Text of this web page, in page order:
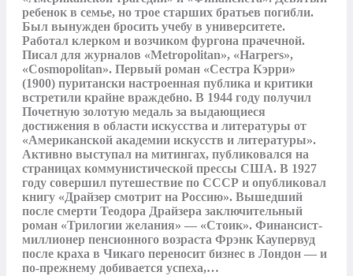
ребенок в семье, но трое старших братьев погибли.
Был вынужден бросить учебу в университете.
Работал клерком и возчиком фургона прачечной.
Писал для журналов «Metropolitan», «Harpers»,
«Cosmopolitan». Первый роман «Сестра Кэрри»
(1900) пуритански настроенная публика и критики
встретили крайне враждебно. В 1944 году получил
Почетную золотую медаль за выдающиеся
достижения в области искусства и литературы от
«Американской академии искусств и литературы».
Активно выступал на митингах, публиковался на
страницах коммунистической прессы США. В 1927
году совершил путешествие по СССР и опубликовал
книгу «Драйзер смотрит на Россию». Вышедший
после смерти Теодора Драйзера заключительный
роман «Трилогии желания» — «Стоик». Финансист-
миллионер пенсионного возраста Фрэнк Каупервуд
после краха в Чикаго переносит бизнес в Лондон — и
по-прежнему добивается успеха,…